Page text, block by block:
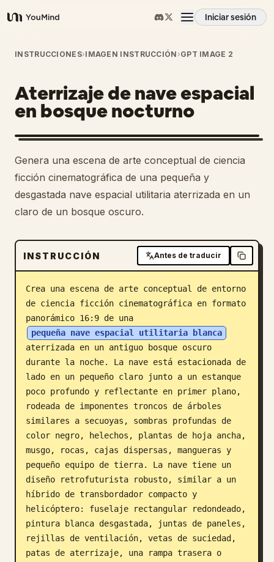
YouMind
Iniciar sesión
Resumen
Casos de uso
Habilidades
Prompts
Precios
Descargar
Blog
Actualizaciones
INSTRUCCIONES›IMAGEN INSTRUCCIÓN ›GPT IMAGE 2
Aterrizaje de nave espacial
en bosque nocturno
Genera una escena de arte conceptual de ciencia
ficción cinematográfica de una pequeña y
desgastada nave espacial utilitaria aterrizada en un
claro de un bosque oscuro.
INSTRUCCIÓN Antes de traducir
Crea una escena de arte conceptual de entorno
de ciencia ficción cinematográfica en formato
panorámico 16:9 de una
pequeña nave espacial utilitaria blanca
aterrizada en un antiguo bosque oscuro
durante la noche. La nave está estacionada de
lado en un pequeño claro junto a un estanque
poco profundo y reflectante en primer plano,
rodeada de imponentes troncos de árboles
similares a secuoyas, sombras profundas de
color negro, helechos, plantas de hoja ancha,
musgo, rocas, cajas dispersas, mangueras y
pequeño equipo de tierra. La nave tiene un
diseño retrofuturista robusto, similar a un
híbrido de transbordador compacto y
helicóptero: fuselaje rectangular redondeado,
pintura blanca desgastada, juntas de paneles,
rejillas de ventilación, vetas de suciedad,
patas de aterrizaje, una rampa trasera o